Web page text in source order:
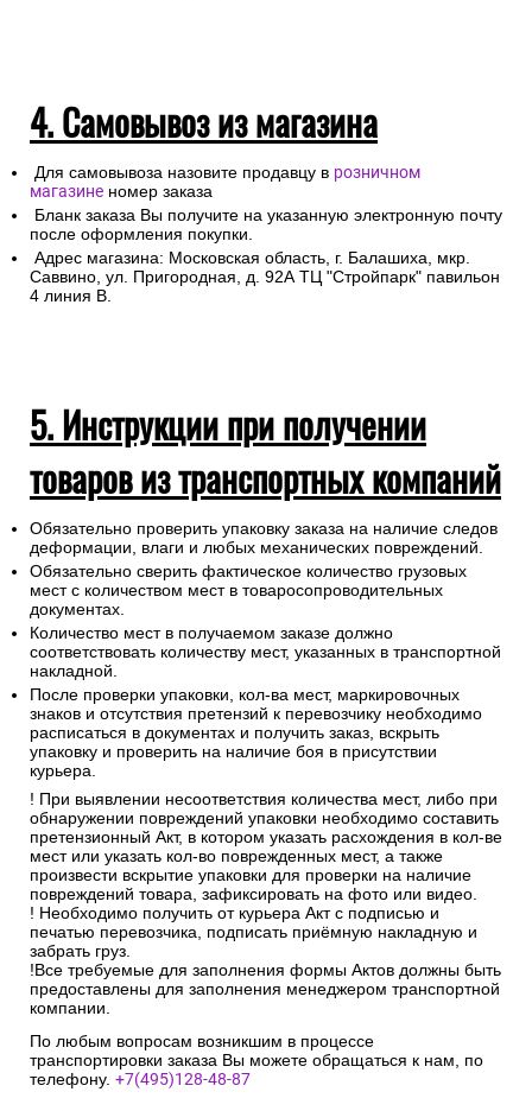
4. Самовывоз из магазина
Для самовывоза назовите продавцу в розничном
магазине номер заказа
Бланк заказа Вы получите на указанную электронную почту
после оформления покупки.
Адрес магазина: Московская область, г. Балашиха, мкр.
Саввино, ул. Пригородная, д. 92А ТЦ "Стройпарк" павильон
4 линия В.
5. Инструкции при получении
товаров из транспортных компаний
Обязательно проверить упаковку заказа на наличие следов
деформации, влаги и любых механических повреждений.
Обязательно сверить фактическое количество грузовых
мест с количеством мест в товаросопроводительных
документах.
Количество мест в получаемом заказе должно
соответствовать количеству мест, указанных в транспортной
накладной.
После проверки упаковки, кол-ва мест, маркировочных
знаков и отсутствия претензий к перевозчику необходимо
расписаться в документах и получить заказ, вскрыть
упаковку и проверить на наличие боя в присутствии
курьера.
! При выявлении несоответствия количества мест, либо при
обнаружении повреждений упаковки необходимо составить
претензионный Акт, в котором указать расхождения в кол-ве
мест или указать кол-во поврежденных мест, а также
произвести вскрытие упаковки для проверки на наличие
повреждений товара, зафиксировать на фото или видео.
! Необходимо получить от курьера Акт с подписью и
печатью перевозчика, подписать приёмную накладную и
забрать груз.
!Все требуемые для заполнения формы Актов должны быть
предоставлены для заполнения менеджером транспортной
компании.
По любым вопросам возникшим в процессе
транспортировки заказа Вы можете обращаться к нам, по
телефону. +7(495)128-48-87